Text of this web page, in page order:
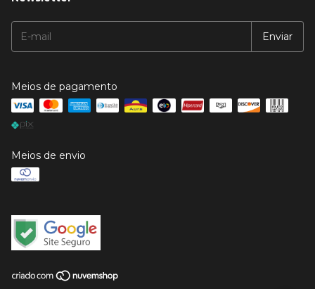
Meios de pagamento
Meios de envio